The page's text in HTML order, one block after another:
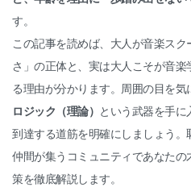
す。
この記事を読めば、大人が音楽ス
さ」の正体と、実は大人こそが音
る理由が分かります。周囲の目を気
ロジック（理論） という武器を手
到達する道筋を明確にしましょう
仲間が集うコミュニティであなた
策を徹底解説します。